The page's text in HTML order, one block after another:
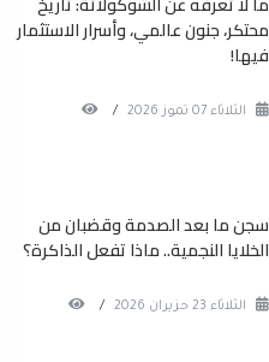
محتكر، جنون عالمي، وأسرار الاستثمار
فيها!
الثلاثاء 07 تموز 2026 /
سجن ما بعد الصدمة وقضبان من
الخلايا النجمية.. ماذا تفعل الذاكرة؟
الثلاثاء 23 حزيران 2026 /